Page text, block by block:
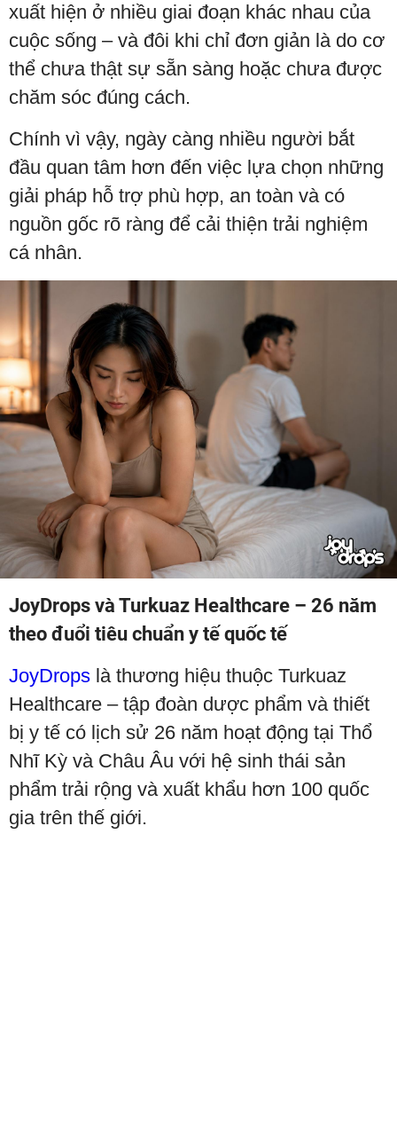
xuất hiện ở nhiều giai đoạn khác nhau của
cuộc sống – và đôi khi chỉ đơn giản là do cơ
thể chưa thật sự sẵn sàng hoặc chưa được
chăm sóc đúng cách.
Chính vì vậy, ngày càng nhiều người bắt
đầu quan tâm hơn đến việc lựa chọn những
giải pháp hỗ trợ phù hợp, an toàn và có
nguồn gốc rõ ràng để cải thiện trải nghiệm
cá nhân.
JoyDrops và Turkuaz Healthcare – 26 năm
theo đuổi tiêu chuẩn y tế quốc tế
JoyDrops là thương hiệu thuộc Turkuaz
Healthcare – tập đoàn dược phẩm và thiết
bị y tế có lịch sử 26 năm hoạt động tại Thổ
Nhĩ Kỳ và Châu Âu với hệ sinh thái sản
phẩm trải rộng và xuất khẩu hơn 100 quốc
gia trên thế giới.